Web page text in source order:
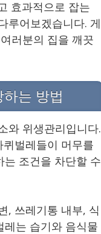
효과적으로 잡는
루어보겠습니다. 게
러분의 집을 깨끗
는 방법
와 위생관리입니다.
벌레들이 머무를
조건을 차단할 수
, 쓰레기통 내부, 식
레는 습기와 음식물